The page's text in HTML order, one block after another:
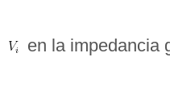
en la impedancia